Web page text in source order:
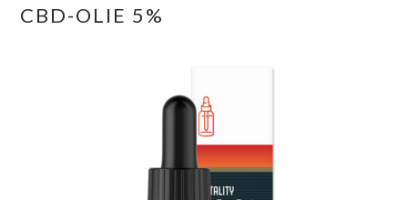
CBD-OLIE 5%